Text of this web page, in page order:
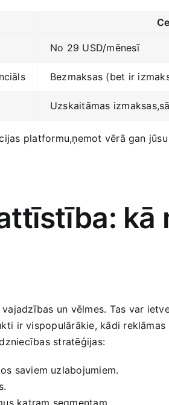
No 29 USD/mēnesī
Bezmaksas (bet ir
Uzskaitāmas
platformu,ņemot vērā gan
kā
un vēlmes.⁢ Tas‍ var
⁢ir vispopulārākie, kādi
stratēģijas:
saviem uzlabojumiem.
katram segmentam.